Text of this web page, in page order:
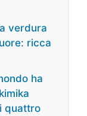
verdura
ricca
ha
quattro